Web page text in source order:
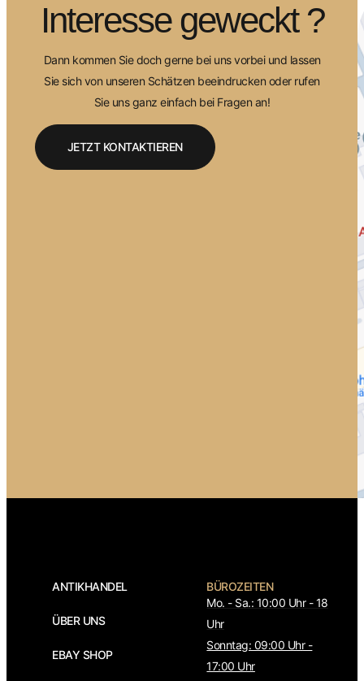
Interesse geweckt ?
Dann kommen Sie doch gerne bei uns vorbei und lassen
Sie sich von unseren Schätzen beeindrucken oder rufen
Sie uns ganz einfach bei Fragen an!
JETZT KONTAKTIEREN
ANTIKHANDEL
ÜBER UNS
EBAY SHOP
BÜROZEITEN
Mo. - Sa.: 10:00 Uhr - 18
Uhr
Sonntag: 09:00 Uhr -
17:00 Uhr